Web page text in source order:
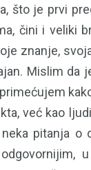
što je prvi
čini i veliki
znanje,
Mislim da
već kao
pitanja